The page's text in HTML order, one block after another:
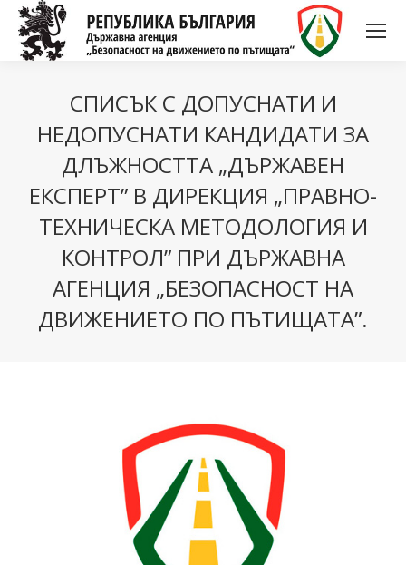
СПИСЪК С ДОПУСНАТИ И
НЕДОПУСНАТИ КАНДИДАТИ ЗА
ДЛЪЖНОСТТА „ДЪРЖАВЕН
ЕКСПЕРТ” В ДИРЕКЦИЯ „ПРАВНО-
ТЕХНИЧЕСКА МЕТОДОЛОГИЯ И
КОНТРОЛ” ПРИ ДЪРЖАВНА
АГЕНЦИЯ „БЕЗОПАСНОСТ НА
ДВИЖЕНИЕТО ПО ПЪТИЩАТА”.